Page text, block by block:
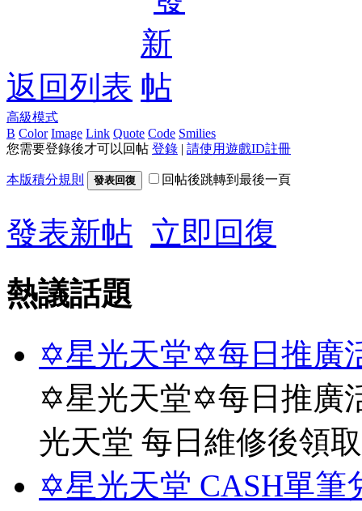
返回列表
高級模式
B Color Image Link Quote Code Smilies
您需要登錄後才可以回帖 登錄 | 請使用遊戲ID註冊
本版積分規則 發表回復 回帖後跳轉到最後一頁
發表新帖 立即回復
熱議話題
✡星光天堂✡每日推廣
✡星光天堂✡每日推廣
光天堂 每日維修後領
✡星光天堂 CASH單筆